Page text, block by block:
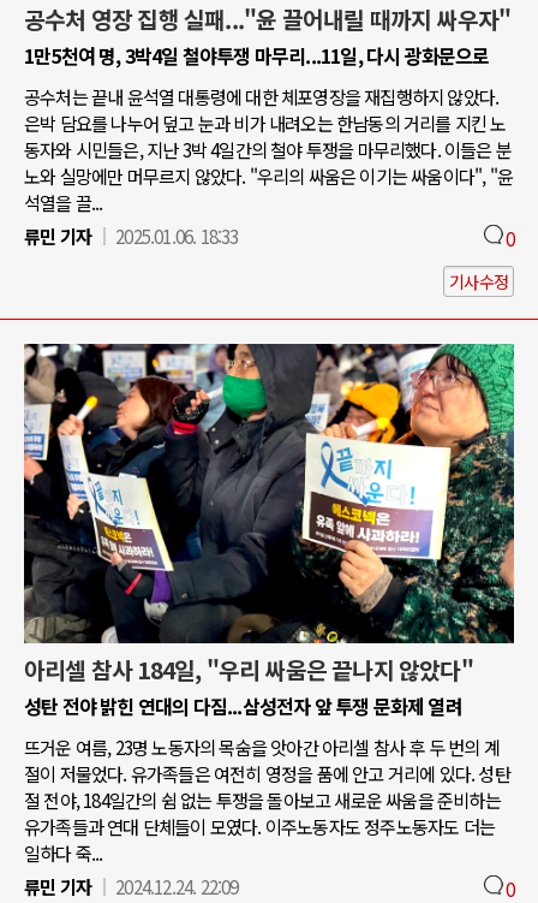
공수처 영장 집행 실패..."윤 끌어내릴 때까지 싸우자"
1만5천여 명, 3박4일 철야투쟁 마무리...11일, 다시 광화문으로
공수처는 끝내 윤석열 대통령에 대한 체포영장을 재집행하지 않았다.
은박 담요를 나누어 덮고 눈과 비가 내려오는 한남동의 거리를 지킨 노
동자와 시민들은, 지난 3박 4일간의 철야 투쟁을 마무리했다. 이들은 분
노와 실망에만 머무르지 않았다. "우리의 싸움은 이기는 싸움이다", "윤
석열을 끌...
류민 기자
2025.01.06. 18:33 0
기사수정
아리셀 참사 184일, "우리 싸움은 끝나지 않았다"
성탄 전야 밝힌 연대의 다짐...삼성전자 앞 투쟁 문화제 열려
뜨거운 여름, 23명 노동자의 목숨을 앗아간 아리셀 참사 후 두 번의 계
절이 저물었다. 유가족들은 여전히 영정을 품에 안고 거리에 있다. 성탄
절 전야, 184일간의 쉼 없는 투쟁을 돌아보고 새로운 싸움을 준비하는
유가족들과 연대 단체들이 모였다. 이주노동자도 정주노동자도 더는
일하다 죽...
류민 기자
2024.12.24. 22:09 0